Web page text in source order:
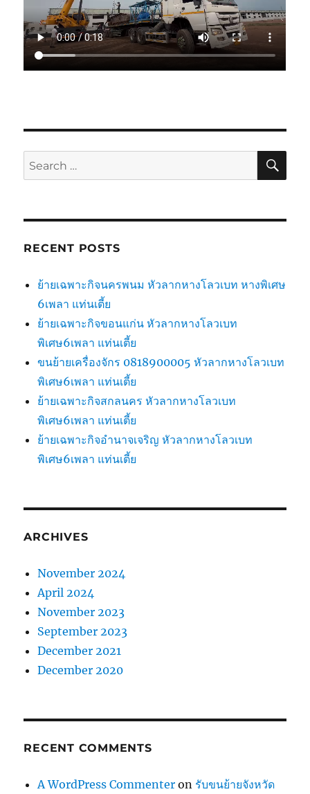
Search
for:
RECENT POSTS
ย้ายเฉพาะกิจนครพนม หัวลากหางโลวเบท หางพิเศษ
6เพลา แท่นเตี้ย
ย้ายเฉพาะกิจขอนแก่น หัวลากหางโลวเบท
พิเศษ6เพลา แท่นเตี้ย
ขนย้ายเครื่องจักร 0818900005 หัวลากหางโลวเบท
พิเศษ6เพลา แท่นเตี้ย
ย้ายเฉพาะกิจสกลนคร หัวลากหางโลวเบท
พิเศษ6เพลา แท่นเตี้ย
ย้ายเฉพาะกิจอำนาจเจริญ หัวลากหางโลวเบท
พิเศษ6เพลา แท่นเตี้ย
ARCHIVES
November 2024
April 2024
November 2023
September 2023
December 2021
December 2020
RECENT COMMENTS
A WordPress Commenter on รับขนย้ายจังหวัด